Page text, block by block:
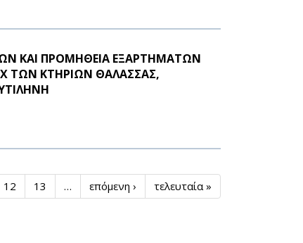
ΚΑΙ ΠΡΟΜΗΘΕΙΑ ΕΞΑΡΤΗΜΑΤΩΝ
ΤΩΝ ΚΤΗΡΙΩΝ ΘΑΛΑΣΣΑΣ,
12 13 … επόμενη › τελευταία »